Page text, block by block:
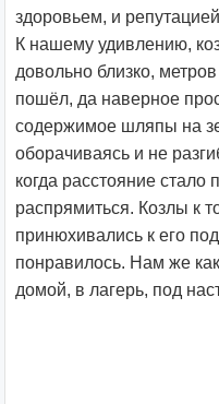
здоровьем, и
К нашему удивлению,
довольно близко,
пошёл, да наверное
содержимое шляпы на
оборачиваясь и не
когда расстояние
распрямиться. Козлы к
принюхивались к его
понравилось. Нам же
домой, в лагерь, под